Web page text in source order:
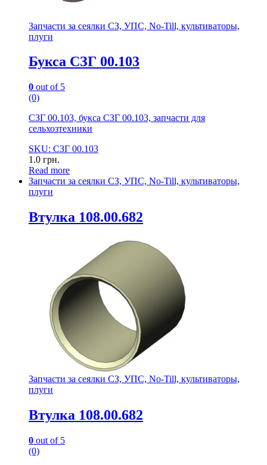
Запчасти за сеялки СЗ, УПС, No-Till, культиваторы,
плуги
Букса СЗГ 00.103
0 out of 5
(0)
СЗГ 00.103, букса СЗГ 00.103, запчасти для
сельхозтехники
SKU: СЗГ 00.103
1.0 грн.
Read more
Запчасти за сеялки СЗ, УПС, No-Till, культиваторы,
плуги
Втулка 108.00.682
Запчасти за сеялки СЗ, УПС, No-Till, культиваторы,
плуги
Втулка 108.00.682
0 out of 5
(0)